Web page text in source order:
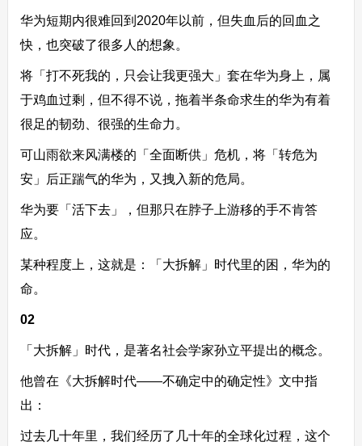
华为短期内很难回到2020年以前，但失血后的回血之
快，也突破了很多人的想象。
将「打不死我的，只会让我更强大」套在华为身上，属
于鸡血过剩，但不得不说，拖着半条命求生的华为有着
很足的韧劲、很强的生命力。
可山雨欲来风满楼的「全面断供」危机，将「转危为
安」后正踹气的华为，又拽入新的危局。
华为要「活下去」，但那只在脖子上游移的手不肯答
应。
某种程度上，这就是：「大拆解」时代里的困，华为的
命。
02
「大拆解」时代，是著名社会学家孙立平提出的概念。
他曾在《大拆解时代——不确定中的确定性》文中指
出：
过去几十年里，我们经历了几十年的全球化过程，这个